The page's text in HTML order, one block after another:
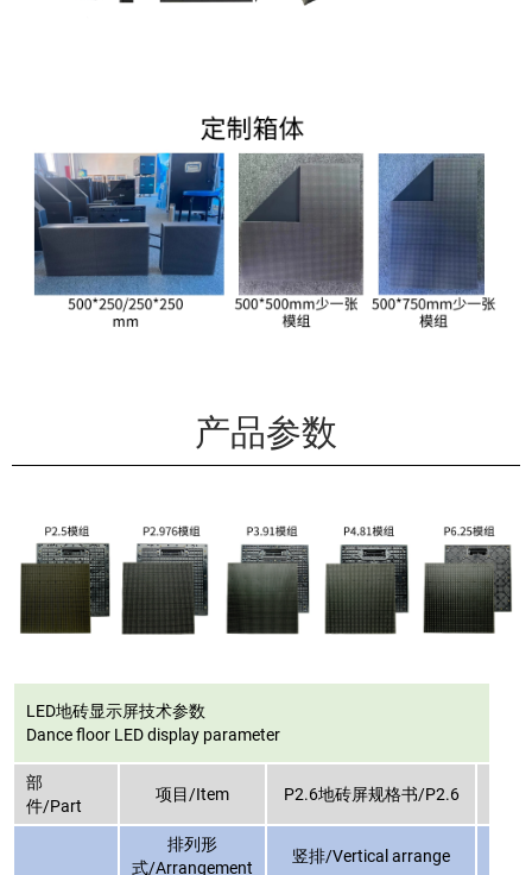
产品参数
LED地砖显示屏技术参数
Dance floor LED display parameter
部
件/Part
项目/Item P2.6地砖屏规格书/P2.6
排列形
式/Arrangement
竖排/Vertical arrange